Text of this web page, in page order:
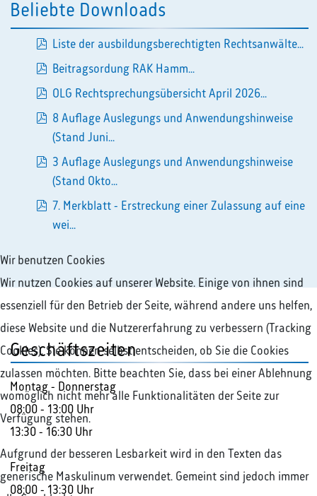
Beliebte Downloads
pdf
Liste der ausbildungsberechtigten Rechtsanwälte...
pdf
Beitragsordung RAK Hamm...
pdf
OLG Rechtsprechungsübersicht April 2026...
pdf
8 Auflage Auslegungs und Anwendungshinweise
(Stand Juni...
pdf
3 Auflage Auslegungs und Anwendungshinweise
(Stand Okto...
pdf
7. Merkblatt - Erstreckung einer Zulassung auf eine
wei...
Geschäftszeiten
Montag - Donnerstag
08:00 - 13:00 Uhr
13:30 - 16:30 Uhr
Freitag
08:00 - 13:30 Uhr
Wir benutzen Cookies
Wir nutzen Cookies auf unserer Website. Einige von ihnen sind
essenziell für den Betrieb der Seite, während andere uns helfen,
diese Website und die Nutzererfahrung zu verbessern (Tracking
Cookies). Sie können selbst entscheiden, ob Sie die Cookies
zulassen möchten. Bitte beachten Sie, dass bei einer Ablehnung
womöglich nicht mehr alle Funktionalitäten der Seite zur
Verfügung stehen.
Aufgrund der besseren Lesbarkeit wird in den Texten das
generische Maskulinum verwendet. Gemeint sind jedoch immer